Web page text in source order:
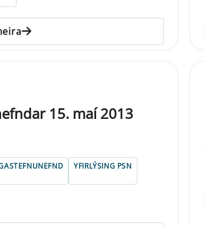
15. maí 2013
YFIRLÝSING PSN